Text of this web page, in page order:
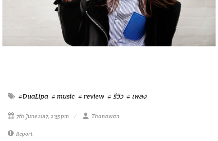
#DuaLipa # music # review # รีวิว # เพลง
7th June 2017, 2:55 pm Thanawan
Report